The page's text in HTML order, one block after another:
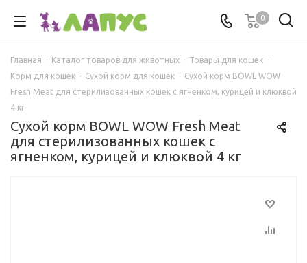
0
Главная - Каталог товаров для животных - Товары для кошек -
Корм для кошек - Сухой корм для кошек - Сухой корм BOWL WOW
Fresh Meat для стерилизованных кошек с ягненком, курицей и клюквой
4 кг
Сухой корм BOWL WOW Fresh Meat
для стерилизованных кошек с
ягненком, курицей и клюквой 4 кг